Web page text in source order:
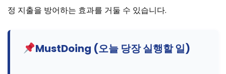
정 지출을 방어하는 효과를 거둘 수 있습니다.
MustDoing (오늘 당장 실행할 일)